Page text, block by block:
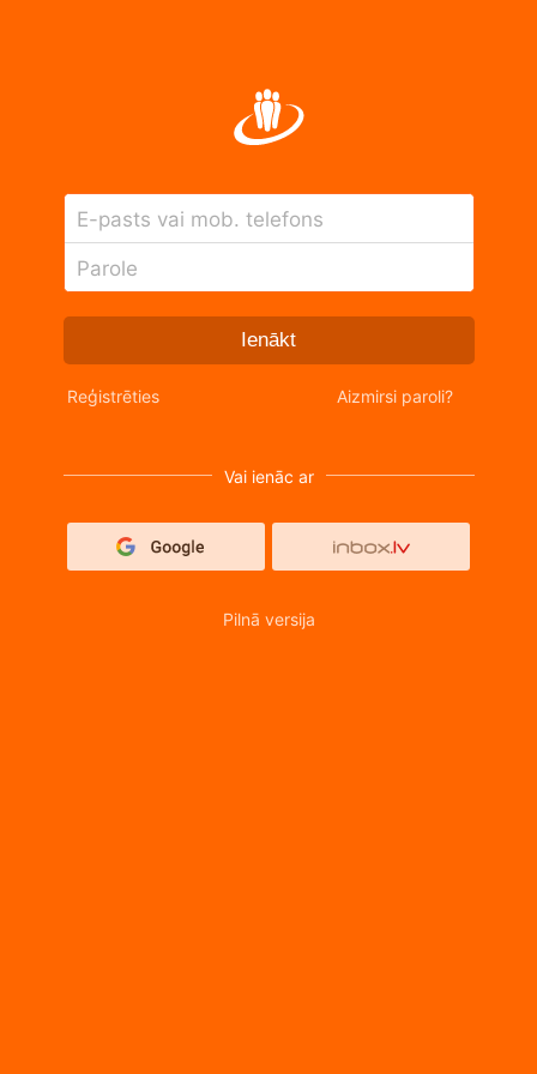
E-pasts vai mob. telefons
Parole
Ienākt
Reģistrēties Aizmirsi paroli?
Vai ienāc ar
Pilnā versija